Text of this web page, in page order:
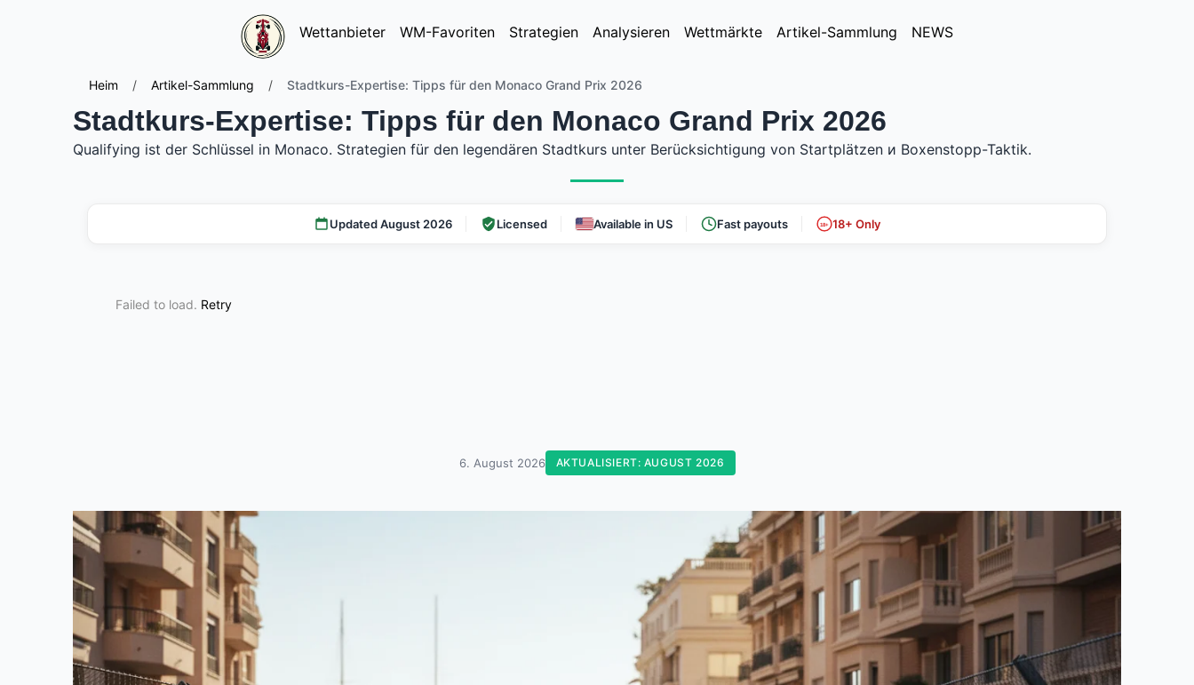
Wettanbieter WM-Favoriten Strategien Analysieren Wettmärkte Artikel-Sammlung NEWS
Heim / Artikel-Sammlung / Stadtkurs-Expertise: Tipps für den Monaco Grand Prix 2026
Stadtkurs-Expertise: Tipps für den Monaco Grand Prix 2026
Qualifying ist der Schlüssel in Monaco. Strategien für den legendären Stadtkurs unter Berücksichtigung von Startplätzen и Boxenstopp-Taktik.
Updated August 2026 Licensed Available in US Fast payouts 18+ 18+ Only
Failed to load. Retry
6. August 2026 AKTUALISIERT: AUGUST 2026